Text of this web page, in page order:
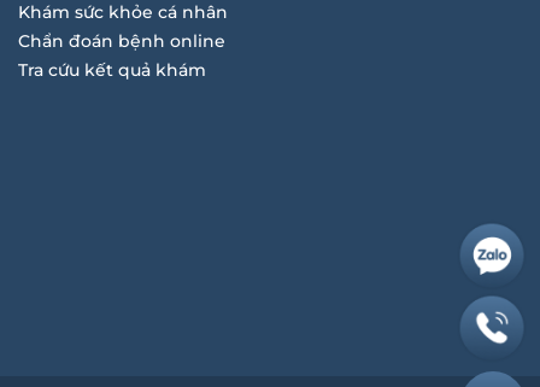
Khám sức khỏe cá nhân
Chẩn đoán bệnh online
Tra cứu kết quả khám